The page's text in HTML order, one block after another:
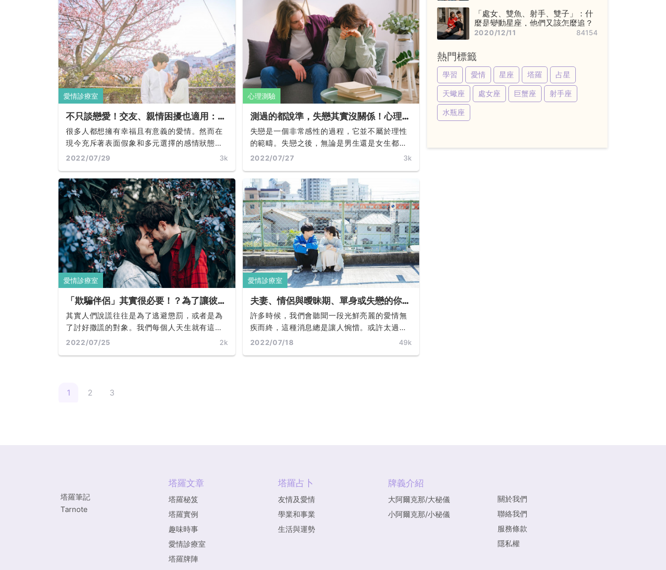
需求... ...
愛情診療室
不只談戀愛！交友、親情困擾也適用：健
康關係的6個特點報你知，愛情以外的關
係也適用喔！
很多人都想擁有幸福且有意義的愛情。然而在
現今充斥著表面假象和多元選擇的感情狀態之
中，要明智地讓感情長久其實是說時容易做時
感情需要付出更多，光吸引是不夠的。你也許
會問：有哪些方法可以讓我們保有健康的感情
關係並與另一半長長久久呢？
2022/07/29 3k
心理測驗
測過的都說準，失戀其實沒關係！心理測
驗告訴你錯過所愛之後，你會有什麼樣的
改變呢？
失戀是一個非常感性的過程，它並不屬於理性
的範疇。失戀之後，無論是男生還是女生都容
易有一種體驗：感覺自己心裡空了一塊，有一
2022/07/27 3k
愛情診療室
「欺騙伴侶」其實很必要！？為了讓彼此
甜蜜如昔，在親密關係裡如何好好說謊，
一篇就讓你懂！
其實人們說謊往往是為了逃避懲罰，或者是為
了討好撒謊的對象。我們每個人天生就有這樣
一種能力，甚至重要到比我們自己的快樂還重
2022/07/25 2k
愛情診療室
夫妻、情侶與曖昧期、單身或失戀的你都
該看！「9種徵兆」帶你解謎一段關係是
如何破裂的？
許多時候，我們會聽聞一段光鮮亮麗的愛情無
疾而終，這種消息總是讓人惋惜。或許太過完
美的愛情總是經不起考驗。總是出雙入對、情
2022/07/18 49k
1 2 3
「處女、雙魚、射手、雙子」：什
麼是變動星座，他們又該怎麼追？
2020/12/11 84154
熱門標籤
學習 愛情 星座 塔羅
占星
天蠍座
處女座 巨蟹座
射手座
水瓶座
塔羅筆記
Tarnote
塔羅文章
塔羅秘笈
塔羅實例
趣味時事
愛情診療室
塔羅牌陣
塔羅占卜
友情及愛情
學業和事業
生活與運勢
牌義介紹
大阿爾克那/大秘儀
小阿爾克那/小秘儀
關於我們
聯絡我們
服務條款
隱私權